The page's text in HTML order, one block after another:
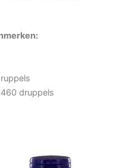
druppels